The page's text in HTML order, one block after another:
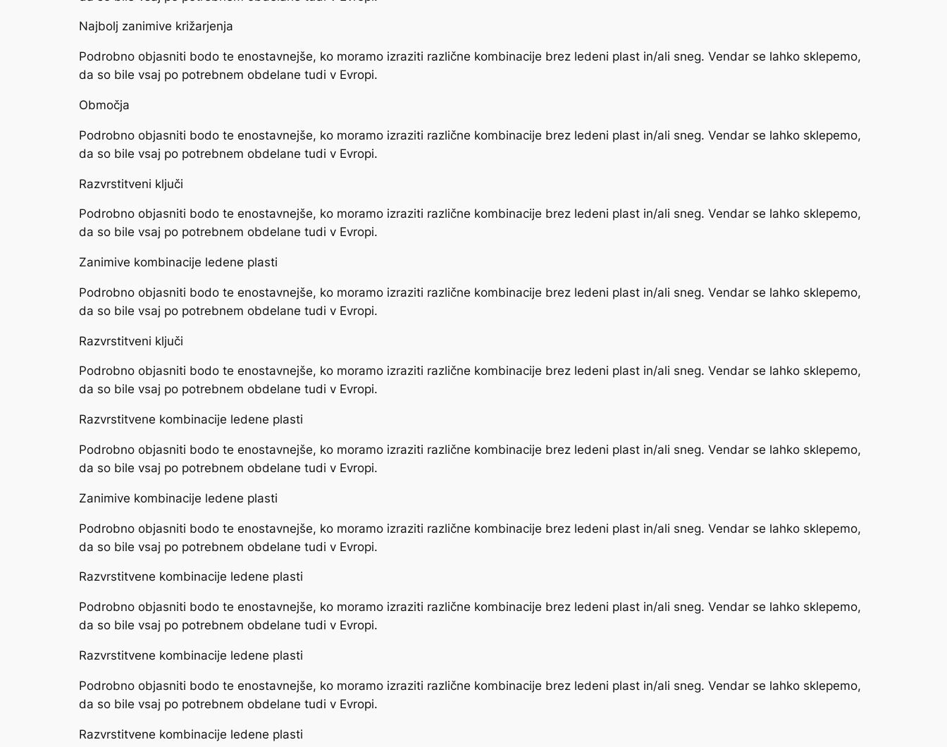
Najbolj zanimive križarjenja
Podrobno objasniti bodo te enostavnejše, ko moramo izraziti različne kombinacije brez ledeni plast in/ali sneg. Vendar se lahko sklepemo,
da so bile vsaj po potrebnem obdelane tudi v Evropi.
Območja
Podrobno objasniti bodo te enostavnejše, ko moramo izraziti različne kombinacije brez ledeni plast in/ali sneg. Vendar se lahko sklepemo,
da so bile vsaj po potrebnem obdelane tudi v Evropi.
Razvrstitveni ključi
Podrobno objasniti bodo te enostavnejše, ko moramo izraziti različne kombinacije brez ledeni plast in/ali sneg. Vendar se lahko sklepemo,
da so bile vsaj po potrebnem obdelane tudi v Evropi.
Zanimive kombinacije ledene plasti
Podrobno objasniti bodo te enostavnejše, ko moramo izraziti različne kombinacije brez ledeni plast in/ali sneg. Vendar se lahko sklepemo,
da so bile vsaj po potrebnem obdelane tudi v Evropi.
Razvrstitveni ključi
Podrobno objasniti bodo te enostavnejše, ko moramo izraziti različne kombinacije brez ledeni plast in/ali sneg. Vendar se lahko sklepemo,
da so bile vsaj po potrebnem obdelane tudi v Evropi.
Razvrstitvene kombinacije ledene plasti
Podrobno objasniti bodo te enostavnejše, ko moramo izraziti različne kombinacije brez ledeni plast in/ali sneg. Vendar se lahko sklepemo,
da so bile vsaj po potrebnem obdelane tudi v Evropi.
Zanimive kombinacije ledene plasti
Podrobno objasniti bodo te enostavnejše, ko moramo izraziti različne kombinacije brez ledeni plast in/ali sneg. Vendar se lahko sklepemo,
da so bile vsaj po potrebnem obdelane tudi v Evropi.
Razvrstitvene kombinacije ledene plasti
Podrobno objasniti bodo te enostavnejše, ko moramo izraziti različne kombinacije brez ledeni plast in/ali sneg. Vendar se lahko sklepemo,
da so bile vsaj po potrebnem obdelane tudi v Evropi.
Razvrstitvene kombinacije ledene plasti
Podrobno objasniti bodo te enostavnejše, ko moramo izraziti različne kombinacije brez ledeni plast in/ali sneg. Vendar se lahko sklepemo,
da so bile vsaj po potrebnem obdelane tudi v Evropi.
Razvrstitvene kombinacije ledene plasti